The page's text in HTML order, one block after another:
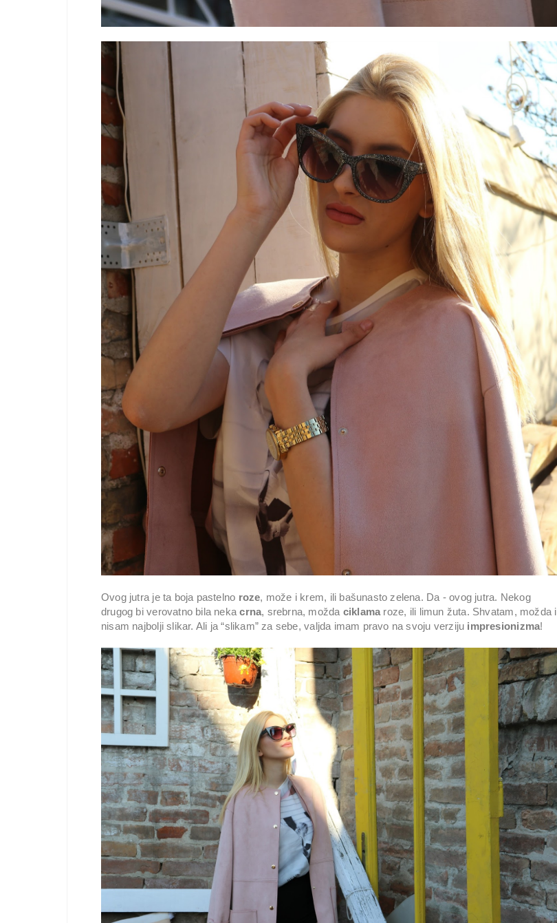
Ovog jutra je ta boja pastelno roze, može i krem, ili bašunasto zelena. Da - ovog jutra. Nekog
drugog bi verovatno bila nekacrna, srebrna, možda ciklama roze, ili limun žuta. Shvatam, možda i
nisam najbolji slikar. Ali ja “slikam” za sebe, valjda imam pravo na svoju verziju impresionizma!